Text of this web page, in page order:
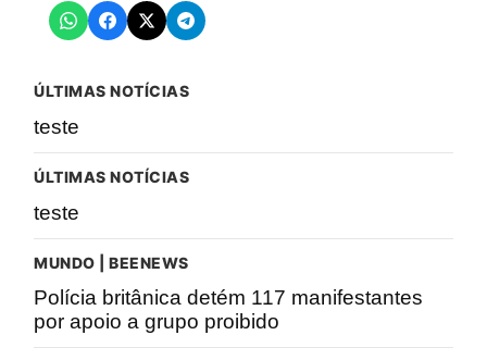
ÚLTIMAS NOTÍCIAS
teste
ÚLTIMAS NOTÍCIAS
teste
MUNDO | BEENEWS
Polícia britânica detém 117 manifestantes
por apoio a grupo proibido